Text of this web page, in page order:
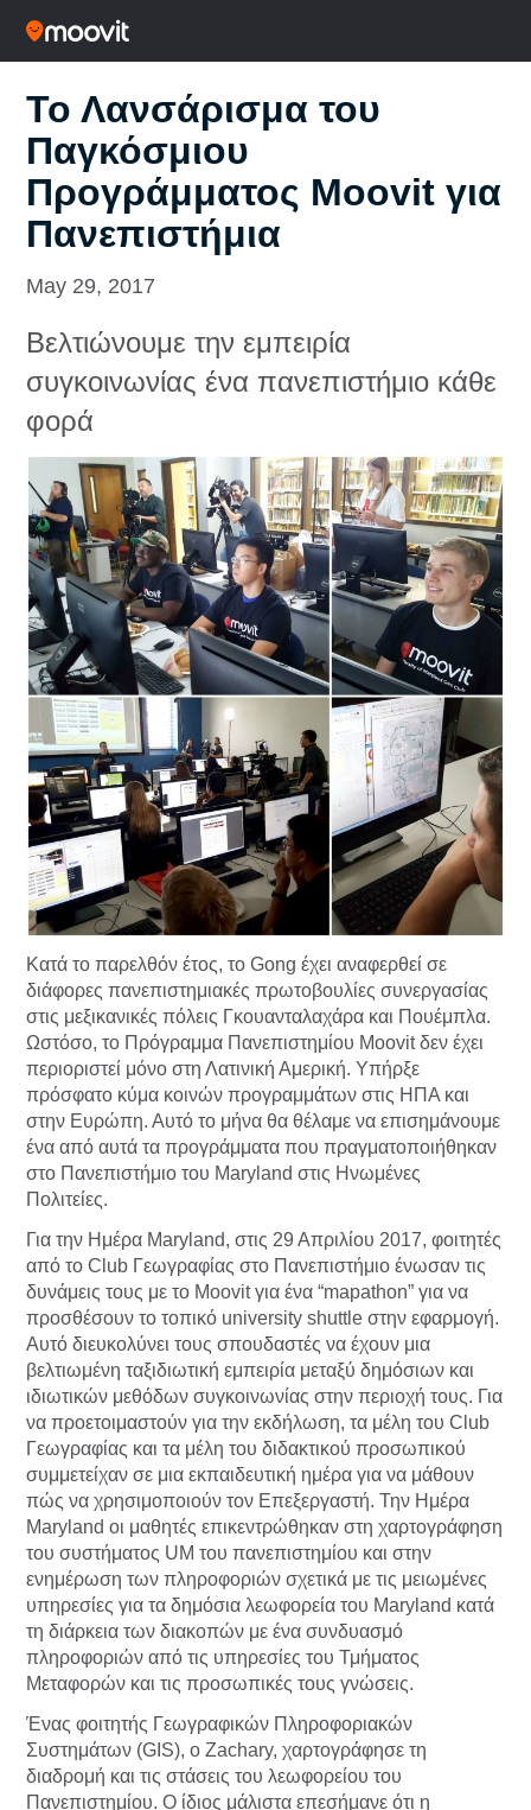
Το Λανσάρισμα του
Παγκόσμιου
Προγράμματος Moovit για
Πανεπιστήμια
May 29, 2017
Βελτιώνουμε την εμπειρία
συγκοινωνίας ένα πανεπιστήμιο κάθε
φορά
Κατά το παρελθόν έτος, το Gong έχει αναφερθεί σε
διάφορες πανεπιστημιακές πρωτοβουλίες συνεργασίας
στις μεξικανικές πόλεις Γκουανταλαχάρα και Πουέμπλα.
Ωστόσο, το Πρόγραμμα Πανεπιστημίου Moovit δεν έχει
περιοριστεί μόνο στη Λατινική Αμερική. Υπήρξε
πρόσφατο κύμα κοινών προγραμμάτων στις ΗΠΑ και
στην Ευρώπη. Αυτό το μήνα θα θέλαμε να επισημάνουμε
ένα από αυτά τα προγράμματα που πραγματοποιήθηκαν
στο Πανεπιστήμιο του Maryland στις Ηνωμένες
Πολιτείες.
Για την Ημέρα Maryland, στις 29 Απριλίου 2017, φοιτητές
από το Club Γεωγραφίας στο Πανεπιστήμιο ένωσαν τις
δυνάμεις τους με το Moovit για ένα “mapathon” για να
προσθέσουν το τοπικό university shuttle στην εφαρμογή.
Αυτό διευκολύνει τους σπουδαστές να έχουν μια
βελτιωμένη ταξιδιωτική εμπειρία μεταξύ δημόσιων και
ιδιωτικών μεθόδων συγκοινωνίας στην περιοχή τους. Για
να προετοιμαστούν για την εκδήλωση, τα μέλη του Club
Γεωγραφίας και τα μέλη του διδακτικού προσωπικού
συμμετείχαν σε μια εκπαιδευτική ημέρα για να μάθουν
πώς να χρησιμοποιούν τον Επεξεργαστή. Την Ημέρα
Maryland οι μαθητές επικεντρώθηκαν στη χαρτογράφηση
του συστήματος UM του πανεπιστημίου και στην
ενημέρωση των πληροφοριών σχετικά με τις μειωμένες
υπηρεσίες για τα δημόσια λεωφορεία του Maryland κατά
τη διάρκεια των διακοπών με ένα συνδυασμό
πληροφοριών από τις υπηρεσίες του Τμήματος
Μεταφορών και τις προσωπικές τους γνώσεις.
Ένας φοιτητής Γεωγραφικών Πληροφοριακών
Συστημάτων (GIS), o Zachary, χαρτογράφησε τη
διαδρομή και τις στάσεις του λεωφορείου του
Πανεπιστημίου. Ο ίδιος μάλιστα επεσήμανε ότι η